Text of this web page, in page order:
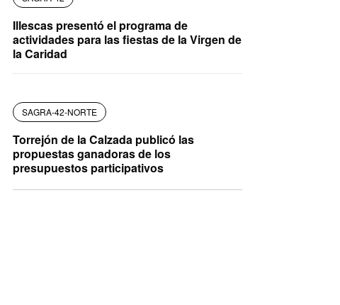
Illescas presentó el programa de
actividades para las fiestas de la Virgen de
la Caridad
SAGRA-42-NORTE
Torrejón de la Calzada publicó las
propuestas ganadoras de los
presupuestos participativos